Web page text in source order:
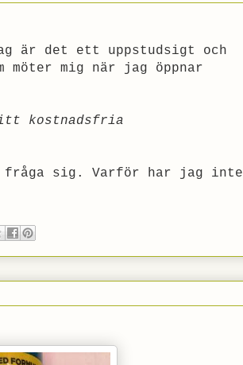
är det ett uppstudsigt och
mig när jag öppnar
kostnadsfria
fråga sig. Varför har jag inte